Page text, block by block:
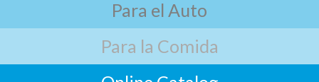
Para el Auto
Para la Comida